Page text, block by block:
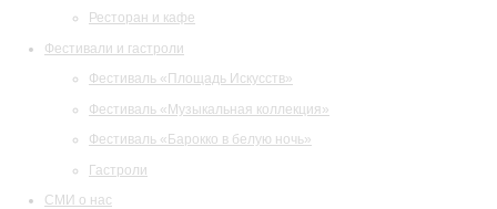
Ресторан и кафе
Фестивали и гастроли
Фестиваль «Площадь Искусств»
Фестиваль «Музыкальная коллекция»
Фестиваль «Барокко в белую ночь»
Гастроли
СМИ о нас